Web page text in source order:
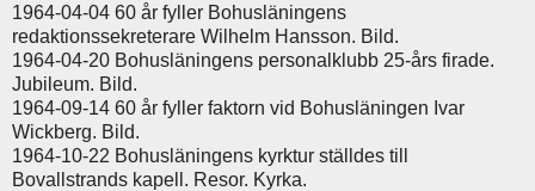
1964-04-04 60 år fyller Bohusläningens
redaktionssekreterare Wilhelm Hansson. Bild.
1964-04-20 Bohusläningens personalklubb 25-års firade.
Jubileum. Bild.
1964-09-14 60 år fyller faktorn vid Bohusläningen Ivar
Wickberg. Bild.
1964-10-22 Bohusläningens kyrktur ställdes till
Bovallstrands kapell. Resor. Kyrka.